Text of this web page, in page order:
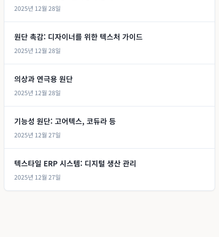
2025년 12월 28일
원단 촉감: 디자이너를 위한 텍스처 가이드
2025년 12월 28일
의상과 연극용 원단
2025년 12월 28일
기능성 원단: 고어텍스, 코듀라 등
2025년 12월 27일
텍스타일 ERP 시스템: 디지털 생산 관리
2025년 12월 27일